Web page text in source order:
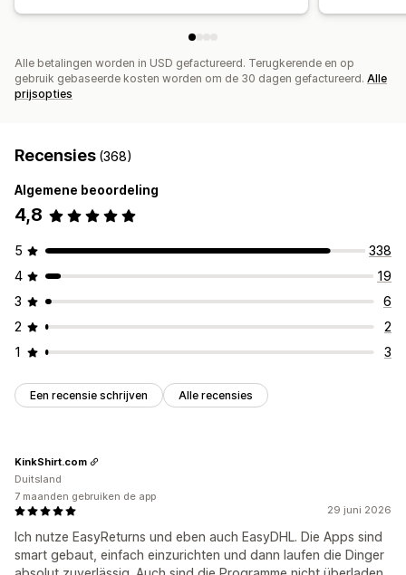
Alle betalingen worden in USD gefactureerd. Terugkerende en op
gebruik gebaseerde kosten worden om de 30 dagen gefactureerd. Alle
prijsopties
Recensies (368)
Algemene beoordeling
4,8
5
338
4
19
3
6
2
2
1
3
Een recensie schrijven Alle recensies
29 juni 2026
Ich nutze EasyReturns und eben auch EasyDHL. Die Apps sind
smart gebaut, einfach einzurichten und dann laufen die Dinger
KinkShirt.com
Duitsland
7 maanden gebruiken de app